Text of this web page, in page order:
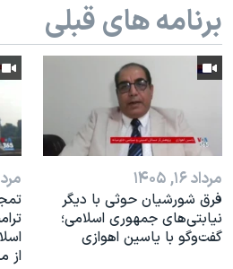
همایش محافظه‌کاران آمریکا «سی‌پک»
سفر پرزیدنت ترامپ به چین
برنامه های قبلی
مرداد ۱۶, ۱۴۰۵
فرق شورشیان حوثی با دیگر
نیابتی‌های جمهوری اسلامی؛
گفت‌وگو با یاسین اهوازی
مرداد
از